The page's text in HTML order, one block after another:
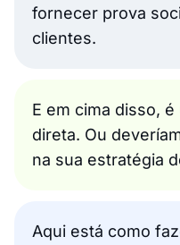
fornecer prova
clientes.
E em cima disso,
direta. Ou
na sua estratégia
Aqui está como